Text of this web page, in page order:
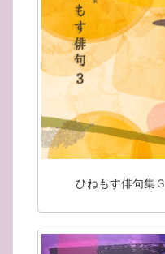
ひねもす俳句集３